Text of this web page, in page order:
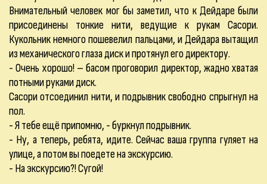
Внимательный человек мог бы заметил, что к Дейдаре были
присоединены тонкие нити, ведущие к рукам Сасори.
Кукольник немного пошевелил пальцами, и Дейдара вытащил
из механического глаза диск и протянул его директору.
- Очень хорошо! – басом проговорил директор, жадно хватая
потными руками диск.
Сасори отсоединил нити, и подрывник свободно спрыгнул на
пол.
- Я тебе ещё припомню, - буркнул подрывник.
- Ну, а теперь, ребята, идите. Сейчас ваша группа гуляет на
улице, а потом вы поедете на экскурсию.
- На экскурсию?! Сугой!